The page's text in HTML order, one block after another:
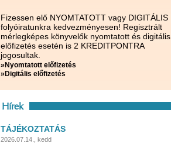
Fizessen elő NYOMTATOTT vagy DIGITÁLIS
folyóiratunkra kedvezményesen! Regisztrált
mérlegképes könyvelők nyomtatott és digitális
előfizetés esetén is 2 KREDITPONTRA
jogosultak.
»Nyomtatott előfizetés
»Digitális előfizetés
Hírek
TÁJÉKOZTATÁS
2026.07.14., kedd